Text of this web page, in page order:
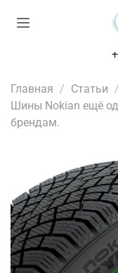
Главная
Статьи
Шины Nokian ещё
брендам.